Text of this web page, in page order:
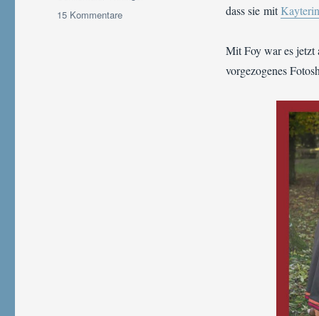
dass sie mitKayterin
Mit Foy war es jetzt
vorgezogenes
15 Kommentarezu